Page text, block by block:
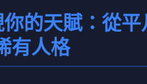
的天賦：從平
有人格